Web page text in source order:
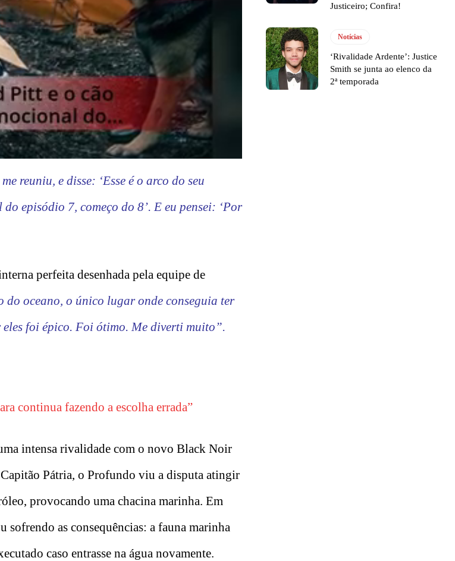
reuniu, e disse: ‘Esse é o arco do seu
episódio 7, começo do 8’. E eu pensei: ‘Por
perfeita desenhada pela equipe de
oceano, o único lugar onde conseguia ter
foi épico. Foi ótimo. Me diverti muito”.
continua fazendo a escolha errada”
intensa rivalidade com o novo Black Noir
Pátria, o Profundo viu a disputa atingir
provocando uma chacina marinha. Em
sofrendo as consequências: a fauna marinha
caso entrasse na água novamente.
Justiceiro; Confira!
Notícias
‘Rivalidade Ardente’: Justice
Smith se junta ao elenco da
2ª temporada